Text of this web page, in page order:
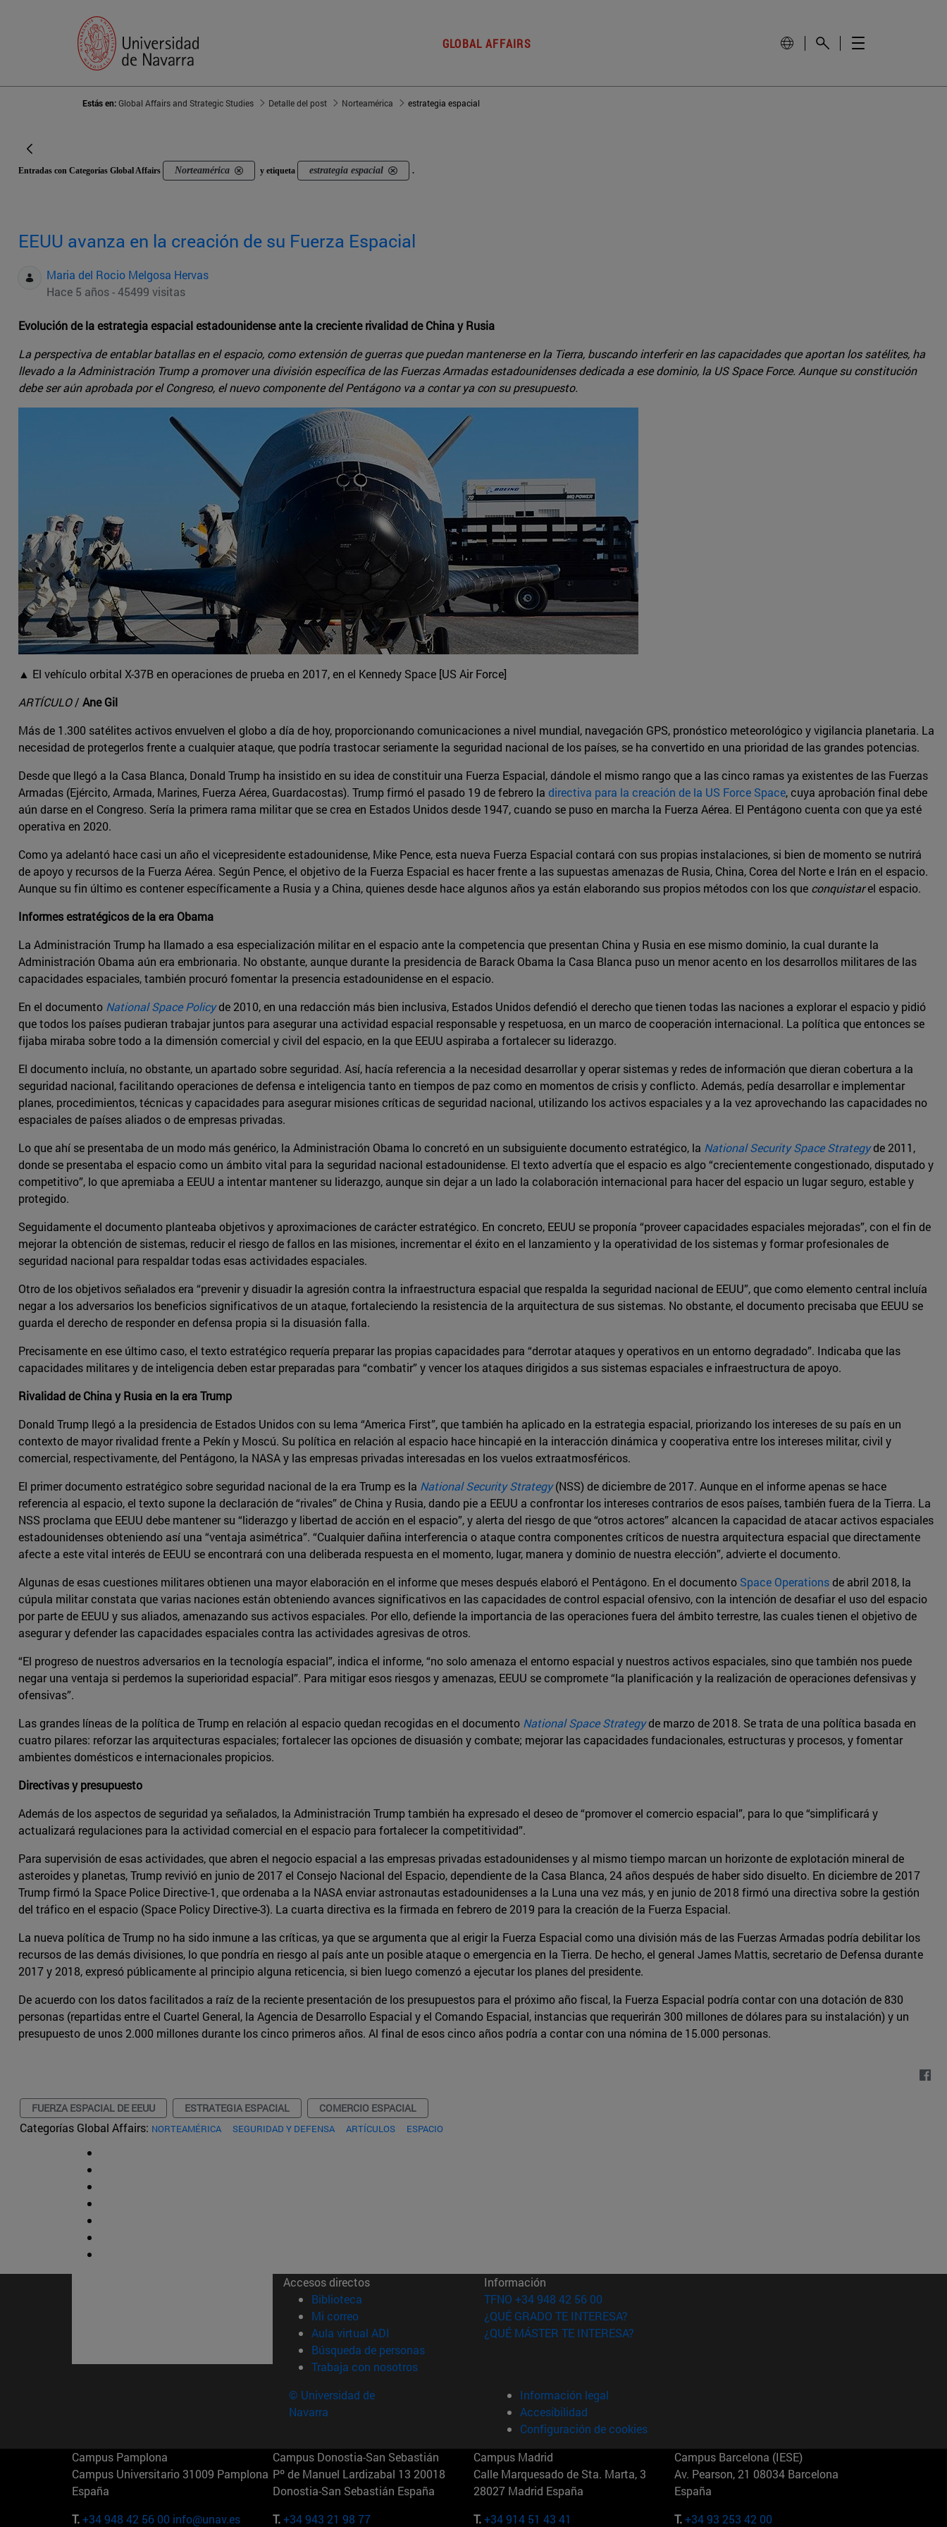
GLOBAL AFFAIRS
Estás en:Global Affairs and Strategic Studies Detalle del post Norteamérica estrategia espacial
Entradas con Categorías Global Affairs Norteamérica y etiqueta estrategia espacial .
EEUU avanza en la creación de su Fuerza Espacial
Maria del Rocio Melgosa Hervas
Hace 5 años - 45499 visitas
Evolución de la estrategia espacial estadounidense ante la creciente rivalidad de China y Rusia
La perspectiva de entablar batallas en el espacio, como extensión de guerras que puedan mantenerse en la Tierra, buscando interferir en las capacidades que aportan los satélites, ha
llevado a la Administración Trump a promover una división específica de las Fuerzas Armadas estadounidenses dedicada a ese dominio, la US Space Force. Aunque su constitución
debe ser aún aprobada por el Congreso, el nuevo componente del Pentágono va a contar ya con su presupuesto.
▲ El vehículo orbital X-37B en operaciones de prueba en 2017, en el Kennedy Space [US Air Force]
ARTÍCULO/ Ane Gil
Más de 1.300 satélites activos envuelven el globo a día de hoy, proporcionando comunicaciones a nivel mundial, navegación GPS, pronóstico meteorológico y vigilancia planetaria. La
necesidad de protegerlos frente a cualquier ataque, que podría trastocar seriamente la seguridad nacional de los países, se ha convertido en una prioridad de las grandes potencias.
Desde que llegó a la Casa Blanca, Donald Trump ha insistido en su idea de constituir una Fuerza Espacial, dándole el mismo rango que a las cinco ramas ya existentes de las Fuerzas
Armadas (Ejército, Armada, Marines, Fuerza Aérea, Guardacostas). Trump firmó el pasado 19 de febrero la directiva para la creación de la US Force Space, cuya aprobación final debe
aún darse en el Congreso. Sería la primera rama militar que se crea en Estados Unidos desde 1947, cuando se puso en marcha la Fuerza Aérea. El Pentágono cuenta con que ya esté
operativa en 2020.
Como ya adelantó hace casi un año el vicepresidente estadounidense, Mike Pence, esta nueva Fuerza Espacial contará con sus propias instalaciones, si bien de momento se nutrirá
de apoyo y recursos de la Fuerza Aérea. Según Pence, el objetivo de la Fuerza Espacial es hacer frente a las supuestas amenazas de Rusia, China, Corea del Norte e Irán en el espacio.
Aunque su fin último es contener específicamente a Rusia y a China, quienes desde hace algunos años ya están elaborando sus propios métodos con los que conquistarel espacio.
Informes estratégicos de la era Obama
La Administración Trump ha llamado a esa especialización militar en el espacio ante la competencia que presentan China y Rusia en ese mismo dominio, la cual durante la
Administración Obama aún era embrionaria. No obstante, aunque durante la presidencia de Barack Obama la Casa Blanca puso un menor acento en los desarrollos militares de las
capacidades espaciales, también procuró fomentar la presencia estadounidense en el espacio.
En el documento National Space Policyde 2010, en una redacción más bien inclusiva, Estados Unidos defendió el derecho que tienen todas las naciones a explorar el espacio y pidió
que todos los países pudieran trabajar juntos para asegurar una actividad espacial responsable y respetuosa, en un marco de cooperación internacional. La política que entonces se
fijaba miraba sobre todo a la dimensión comercial y civil del espacio, en la que EEUU aspiraba a fortalecer su liderazgo.
El documento incluía, no obstante, un apartado sobre seguridad. Así, hacía referencia a la necesidad desarrollar y operar sistemas y redes de información que dieran cobertura a la
seguridad nacional, facilitando operaciones de defensa e inteligencia tanto en tiempos de paz como en momentos de crisis y conflicto. Además, pedía desarrollar e implementar
planes, procedimientos, técnicas y capacidades para asegurar misiones críticas de seguridad nacional, utilizando los activos espaciales y a la vez aprovechando las capacidades no
espaciales de países aliados o de empresas privadas.
Lo que ahí se presentaba de un modo más genérico, la Administración Obama lo concretó en un subsiguiente documento estratégico, la National Security Space Strategyde 2011,
donde se presentaba el espacio como un ámbito vital para la seguridad nacional estadounidense. El texto advertía que el espacio es algo “crecientemente congestionado, disputado y
competitivo”, lo que apremiaba a EEUU a intentar mantener su liderazgo, aunque sin dejar a un lado la colaboración internacional para hacer del espacio un lugar seguro, estable y
protegido.
Seguidamente el documento planteaba objetivos y aproximaciones de carácter estratégico. En concreto, EEUU se proponía “proveer capacidades espaciales mejoradas”, con el fin de
mejorar la obtención de sistemas, reducir el riesgo de fallos en las misiones, incrementar el éxito en el lanzamiento y la operatividad de los sistemas y formar profesionales de
seguridad nacional para respaldar todas esas actividades espaciales.
Otro de los objetivos señalados era “prevenir y disuadir la agresión contra la infraestructura espacial que respalda la seguridad nacional de EEUU”, que como elemento central incluía
negar a los adversarios los beneficios significativos de un ataque, fortaleciendo la resistencia de la arquitectura de sus sistemas. No obstante, el documento precisaba que EEUU se
guarda el derecho de responder en defensa propia si la disuasión falla.
Precisamente en ese último caso, el texto estratégico requería preparar las propias capacidades para “derrotar ataques y operativos en un entorno degradado”. Indicaba que las
capacidades militares y de inteligencia deben estar preparadas para “combatir” y vencer los ataques dirigidos a sus sistemas espaciales e infraestructura de apoyo.
Rivalidad de China y Rusia en la era Trump
Donald Trump llegó a la presidencia de Estados Unidos con su lema “America First”, que también ha aplicado en la estrategia espacial, priorizando los intereses de su país en un
contexto de mayor rivalidad frente a Pekín y Moscú. Su política en relación al espacio hace hincapié en la interacción dinámica y cooperativa entre los intereses militar, civil y
comercial, respectivamente, del Pentágono, la NASA y las empresas privadas interesadas en los vuelos extraatmosféricos.
El primer documento estratégico sobre seguridad nacional de la era Trump es la National Security Strategy(NSS) de diciembre de 2017. Aunque en el informe apenas se hace
referencia al espacio, el texto supone la declaración de “rivales” de China y Rusia, dando pie a EEUU a confrontar los intereses contrarios de esos países, también fuera de la Tierra. La
NSS proclama que EEUU debe mantener su “liderazgo y libertad de acción en el espacio”, y alerta del riesgo de que “otros actores” alcancen la capacidad de atacar activos espaciales
estadounidenses obteniendo así una “ventaja asimétrica”. “Cualquier dañina interferencia o ataque contra componentes críticos de nuestra arquitectura espacial que directamente
afecte a este vital interés de EEUU se encontrará con una deliberada respuesta en el momento, lugar, manera y dominio de nuestra elección”, advierte el documento.
Algunas de esas cuestiones militares obtienen una mayor elaboración en el informe que meses después elaboró el Pentágono. En el documento Space Operationsde abril 2018, la
cúpula militar constata que varias naciones están obteniendo avances significativos en las capacidades de control espacial ofensivo, con la intención de desafiar el uso del espacio
por parte de EEUU y sus aliados, amenazando sus activos espaciales. Por ello, defiende la importancia de las operaciones fuera del ámbito terrestre, las cuales tienen el objetivo de
asegurar y defender las capacidades espaciales contra las actividades agresivas de otros.
“El progreso de nuestros adversarios en la tecnología espacial”, indica el informe, “no solo amenaza el entorno espacial y nuestros activos espaciales, sino que también nos puede
negar una ventaja si perdemos la superioridad espacial”. Para mitigar esos riesgos y amenazas, EEUU se compromete “la planificación y la realización de operaciones defensivas y
ofensivas”.
Las grandes líneas de la política de Trump en relación al espacio quedan recogidas en el documento National Space Strategyde marzo de 2018. Se trata de una política basada en
cuatro pilares: reforzar las arquitecturas espaciales; fortalecer las opciones de disuasión y combate; mejorar las capacidades fundacionales, estructuras y procesos, y fomentar
ambientes domésticos e internacionales propicios.
Directivas y presupuesto
Además de los aspectos de seguridad ya señalados, la Administración Trump también ha expresado el deseo de “promover el comercio espacial”, para lo que “simplificará y
actualizará regulaciones para la actividad comercial en el espacio para fortalecer la competitividad”.
Para supervisión de esas actividades, que abren el negocio espacial a las empresas privadas estadounidenses y al mismo tiempo marcan un horizonte de explotación mineral de
asteroides y planetas, Trump revivió en junio de 2017 el Consejo Nacional del Espacio, dependiente de la Casa Blanca, 24 años después de haber sido disuelto. En diciembre de 2017
Trump firmó la Space Police Directive-1, que ordenaba a la NASA enviar astronautas estadounidenses a la Luna una vez más, y en junio de 2018 firmó una directiva sobre la gestión
del tráfico en el espacio (Space Policy Directive-3). La cuarta directiva es la firmada en febrero de 2019 para la creación de la Fuerza Espacial.
La nueva política de Trump no ha sido inmune a las críticas, ya que se argumenta que al erigir la Fuerza Espacial como una división más de las Fuerzas Armadas podría debilitar los
recursos de las demás divisiones, lo que pondría en riesgo al país ante un posible ataque o emergencia en la Tierra. De hecho, el general James Mattis, secretario de Defensa durante
2017 y 2018, expresó públicamente al principio alguna reticencia, si bien luego comenzó a ejecutar los planes del presidente.
De acuerdo con los datos facilitados a raíz de la reciente presentación de los presupuestos para el próximo año fiscal, la Fuerza Espacial podría contar con una dotación de 830
personas (repartidas entre el Cuartel General, la Agencia de Desarrollo Espacial y el Comando Espacial, instancias que requerirán 300 millones de dólares para su instalación) y un
presupuesto de unos 2.000 millones durante los cinco primeros años. Al final de esos cinco años podría a contar con una nómina de 15.000 personas.
FUERZA ESPACIAL DE EEUU ESTRATEGIA ESPACIAL COMERCIO ESPACIAL
Categorías Global Affairs: NORTEAMÉRICA SEGURIDAD Y DEFENSA ARTÍCULOS ESPACIO
Accesos directos
Biblioteca (abre en nueva ventana)
Mi correo(abre en nueva ventana)
Aula virtual ADI (abre en nueva ventana)
Búsqueda de personas(abre en nueva ventana)
Trabaja con nosotros(abre en nueva ventana)
Información
TFNO +34 948 42 56 00
¿QUÉ GRADO TE INTERESA?
¿QUÉ MÁSTER TE INTERESA?
© Universidad de
Navarra
Información legal
Accesibilidad
Configuración de cookies
Campus Pamplona
Campus Universitario 31009 Pamplona
España
T.+34 948 42 56 00 info@unav.es
Campus Donostia-San Sebastián
Pº de Manuel Lardizabal 13 20018
Donostia-San Sebastián España
T.+34 943 21 98 77
Campus Madrid
Calle Marquesado de Sta. Marta, 3
28027 Madrid España
T.+34 914 51 43 41
Campus Barcelona (IESE)
Av. Pearson, 21 08034 Barcelona
España
T.+34 93 253 42 00